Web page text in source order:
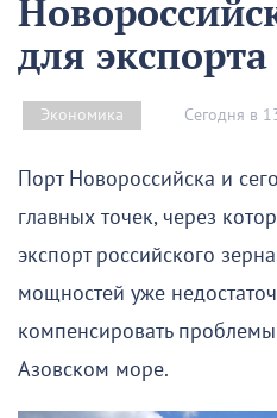
для экспорта
Экономика Сегодня в
Порт Новороссийска и
главных точек, через
экспорт российского
мощностей уже
компенсировать проблемы
Азовском море.